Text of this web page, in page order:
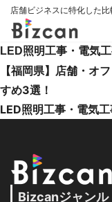
店舗ビジネスに特化した比
LED照明工事・電気
【福岡県】店舗・オ
すめ3選！
LED照明工事・電気
Bizcanジャンル